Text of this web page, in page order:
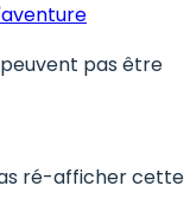
pas être
ré-afficher cette